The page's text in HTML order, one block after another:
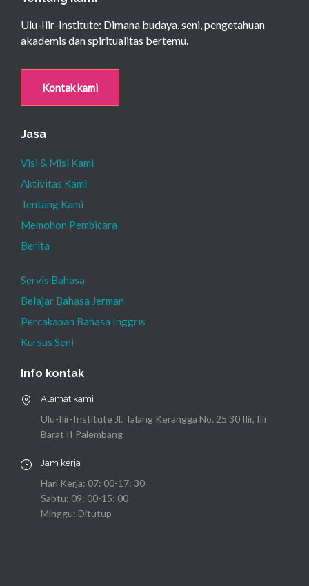
Ulu-Ilir-Institute: Dimana budaya, seni, pengetahuan
akademis dan spiritualitas bertemu.
Kontak kami
Jasa
Visi & Misi Kami
Aktivitas Kami
Tentang Kami
Memohon Pembicara
Berita
Servis Bahasa
Belajar Bahasa Jerman
Percakapan Bahasa Inggris
Kursus Seni
Info kontak
Alamat kami
Ulu-Ilir-Institute Jl. Talang Kerangga No. 25 30 Ilir, Ilir
Barat II Palembang
Jam kerja
Hari Kerja: 07: 00-17: 30
Sabtu: 09: 00-15: 00
Minggu: Ditutup